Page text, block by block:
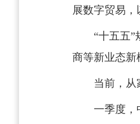
展数字贸易
“十五五
商等新业态新
当前，从
一季度，